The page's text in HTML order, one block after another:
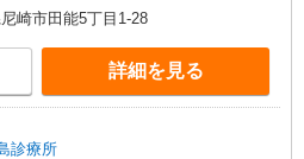
300,300円 年収例：365万円〜414万円
） ※月給は職務手当、働き
当、日祝手当（月平均2回分）等、 毎
払われる手当を含みます。 ◎月給は
異なります。 ◎残業時は別途時間外手
崎市田能5丁目1-28
詳細を見る
診療所